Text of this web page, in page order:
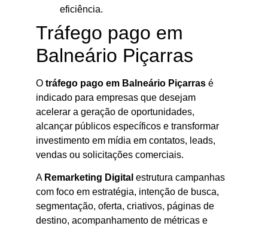
eficiência.
Tráfego pago em
Balneário Piçarras
O tráfego pago em Balneário Piçarras é
indicado para empresas que desejam
acelerar a geração de oportunidades,
alcançar públicos específicos e transformar
investimento em mídia em contatos, leads,
vendas ou solicitações comerciais.
A Remarketing Digital estrutura campanhas
com foco em estratégia, intenção de busca,
segmentação, oferta, criativos, páginas de
destino, acompanhamento de métricas e